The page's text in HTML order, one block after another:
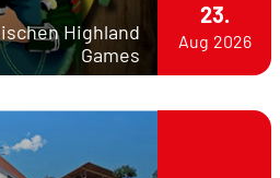
Highland
Games
23.
Aug 2026